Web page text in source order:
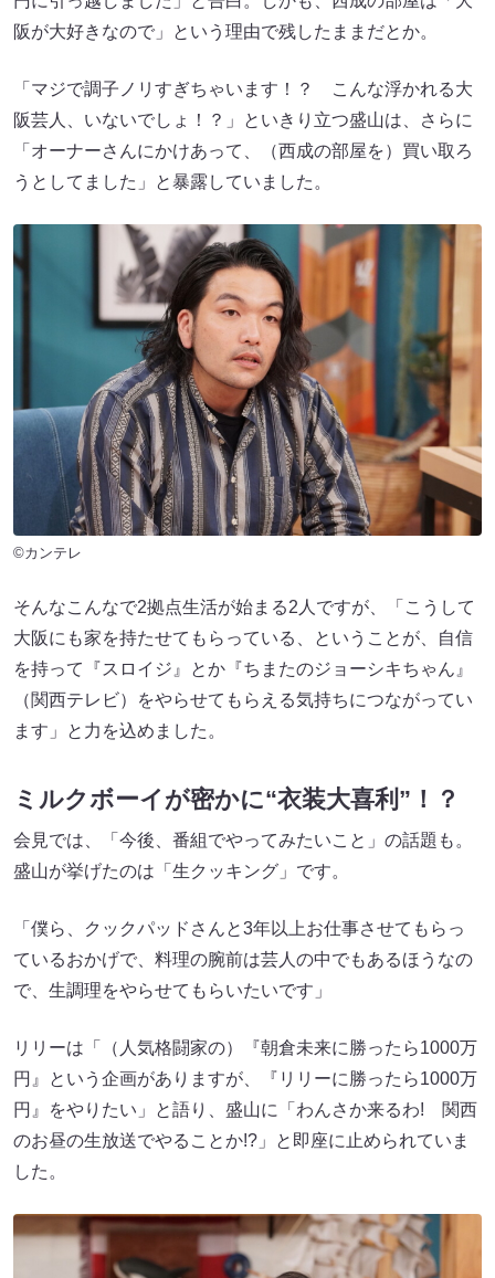
阪が大好きなので」という理由で残したままだとか。
「マジで調子ノリすぎちゃいます！？ こんな浮かれる大
阪芸人、いないでしょ！？」といきり立つ盛山は、さらに
「オーナーさんにかけあって、（西成の部屋を）買い取ろ
うとしてました」と暴露していました。
©カンテレ
そんなこんなで2拠点生活が始まる2人ですが、「こうして
大阪にも家を持たせてもらっている、ということが、自信
を持って『スロイジ』とか『ちまたのジョーシキちゃん』
（関西テレビ）をやらせてもらえる気持ちにつながってい
ます」と力を込めました。
ミルクボーイが密かに“衣装大喜利”！？
会見では、「今後、番組でやってみたいこと」の話題も。
盛山が挙げたのは「生クッキング」です。
「僕ら、クックパッドさんと3年以上お仕事させてもらっ
ているおかげで、料理の腕前は芸人の中でもあるほうなの
で、生調理をやらせてもらいたいです」
リリーは「（人気格闘家の）『朝倉未来に勝ったら1000万
円』という企画がありますが、『リリーに勝ったら1000万
円』をやりたい」と語り、盛山に「わんさか来るわ! 関西
のお昼の生放送でやることか!?」と即座に止められていま
した。